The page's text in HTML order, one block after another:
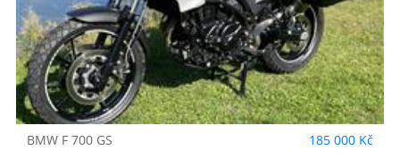
BMW F 700 GS 185 000 Kč